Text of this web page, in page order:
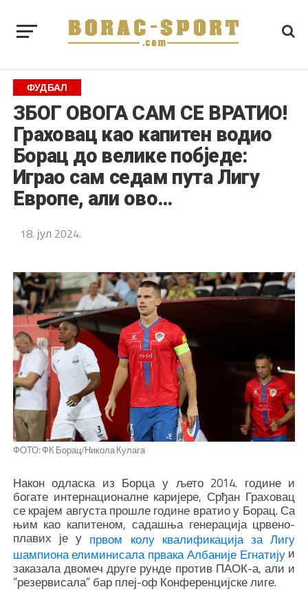
ФУДБАЛ
ЗБОГ ОВОГА САМ СЕ ВРАТИО!
Граховац као капитен водио
Борац до велике побједе:
Играо сам седам пута Лигу
Европе, али ово…
18. јул 2024.
ФОТО: ФК Борац/Никола Кулага
Након одласка из Борца у љето 2014. године и
богате интернационалне каријере, Срђан Граховац
се крајем августа прошле године вратио у Борац. Са
њим као капитеном, садашња генерација црвено-
плавих је у првом колу квалификација за Лигу
шампиона елиминисала првака Албаније Егнатијуи
заказала двомеч друге рунде против ПАОК-а, али и
“резервисала“ бар плеј-оф Конференцијске лиге.